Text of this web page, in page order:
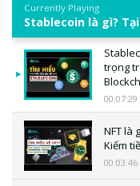
Currently Playing
trọng
00:07:29
NFT là
Kiếm
00:03:46